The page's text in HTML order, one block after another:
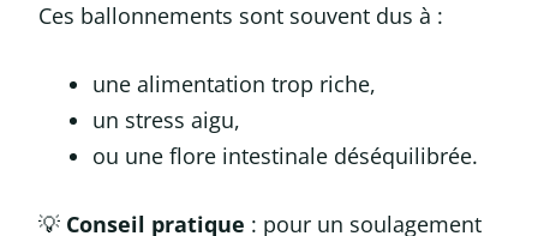
Ces ballonnements sont souvent dus à :
une alimentation trop riche,
un stress aigu,
ou une flore intestinale déséquilibrée.
💡 Conseil pratique : pour un soulagement